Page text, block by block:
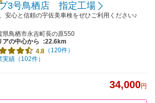
3号鳥栖店 指定工場
安心と信頼の宇佐美車検をぜひご利用ください♪
県鳥栖市永吉町長の原550
アの中心から
:22.6km
4.8 （120件）
実績（102件）
34,000円